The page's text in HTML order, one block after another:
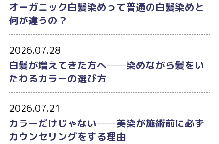
オーガニック白髪染めって普通の白髪染めと
何が違うの？
2026.07.28
白髪が増えてきた方へ──染めながら髪をい
たわるカラーの選び方
2026.07.21
カラーだけじゃない──美染が施術前に必ず
カウンセリングをする理由